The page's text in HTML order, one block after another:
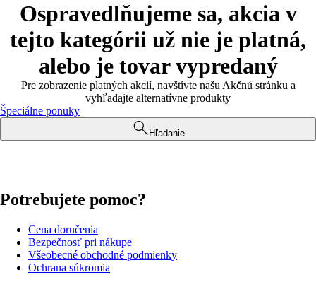
Ospravedlňujeme sa, akcia v
tejto kategórii už nie je platná,
alebo je tovar vypredaný
Pre zobrazenie platných akcií, navštívte našu Akčnú stránku a
vyhľadajte alternatívne produkty
Špeciálne ponuky
Hľadanie
Potrebujete pomoc?
Cena doručenia
Bezpečnosť pri nákupe
Všeobecné obchodné podmienky
Ochrana súkromia